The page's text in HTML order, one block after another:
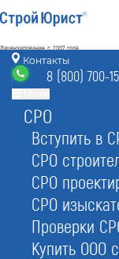
Лицензирование с 2007 года
4.93
Наш рейтинг
80отзывов
режим работы
без выходных 7:00-20:00
8 (800) 700-15-25
Ставрополь, БЦ «45
ул. 50 лет ВЛКСМ 109
Контакты
8 (800) 700-
СРО
Вступить в
СРО
СРО
СРО
Проверки
Купить ООО
Главная Лицензии